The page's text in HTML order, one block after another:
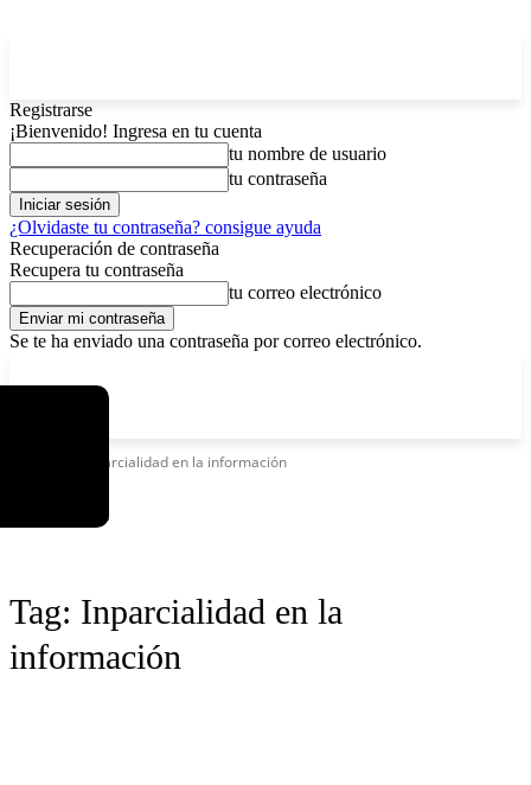
Registrarse
¡Bienvenido! Ingresa en tu cuenta
tu nombre de usuario
tu contraseña
¿Olvidaste tu contraseña? consigue ayuda
Recuperación de contraseña
Recupera tu contraseña
tu correo electrónico
Se te ha enviado una contraseña por correo electrónico.
Inparcialidad en la información
Tag: Inparcialidad en la
información